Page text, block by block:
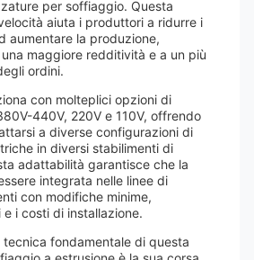
per soffiaggio. Questa
aiuta i produttori a ridurre i
aumentare la produzione,
maggiore redditività e a un più
ordini.
con molteplici opzioni di
440V, 220V e 110V, offrendo
a diverse configurazioni di
in diversi stabilimenti di
adattabilità garantisce che la
integrata nelle linee di
con modifiche minime,
i costi di installazione.
fondamentale di questa